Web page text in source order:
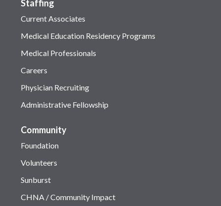
Staffing
Current Associates
Medical Education Residency Programs
Medical Professionals
Careers
Physician Recruiting
Administrative Fellowship
Community
Foundation
Volunteers
Sunburst
CHNA / Community Impact